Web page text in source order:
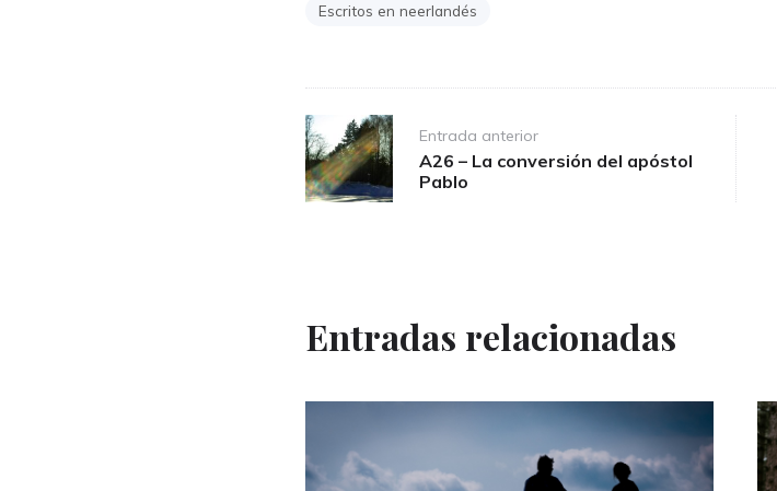
Escritos en neerlandés
Post
navigation
Entrada anterior
A26 – La conversión del apóstol
Pablo
Entradas relacionadas